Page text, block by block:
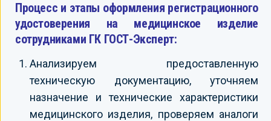
Процесс и этапы оформления регистрационного
удостоверения на медицинское изделие
сотрудниками ГК ГОСТ-Эксперт:
Анализируем предоставленную
техническую документацию, уточняем
назначение и технические характеристики
медицинского изделия, проверяем аналоги